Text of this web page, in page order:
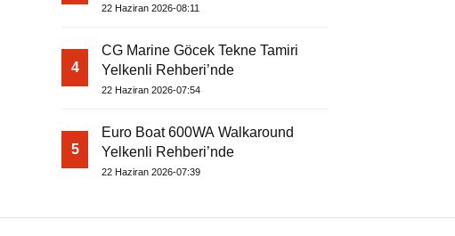
22 Haziran 2026-08:11
4
CG Marine Göcek Tekne Tamiri
Yelkenli Rehberi’nde
22 Haziran 2026-07:54
5
Euro Boat 600WA Walkaround
Yelkenli Rehberi’nde
22 Haziran 2026-07:39